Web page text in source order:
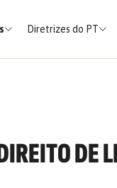
Diretrizes do PT
DE